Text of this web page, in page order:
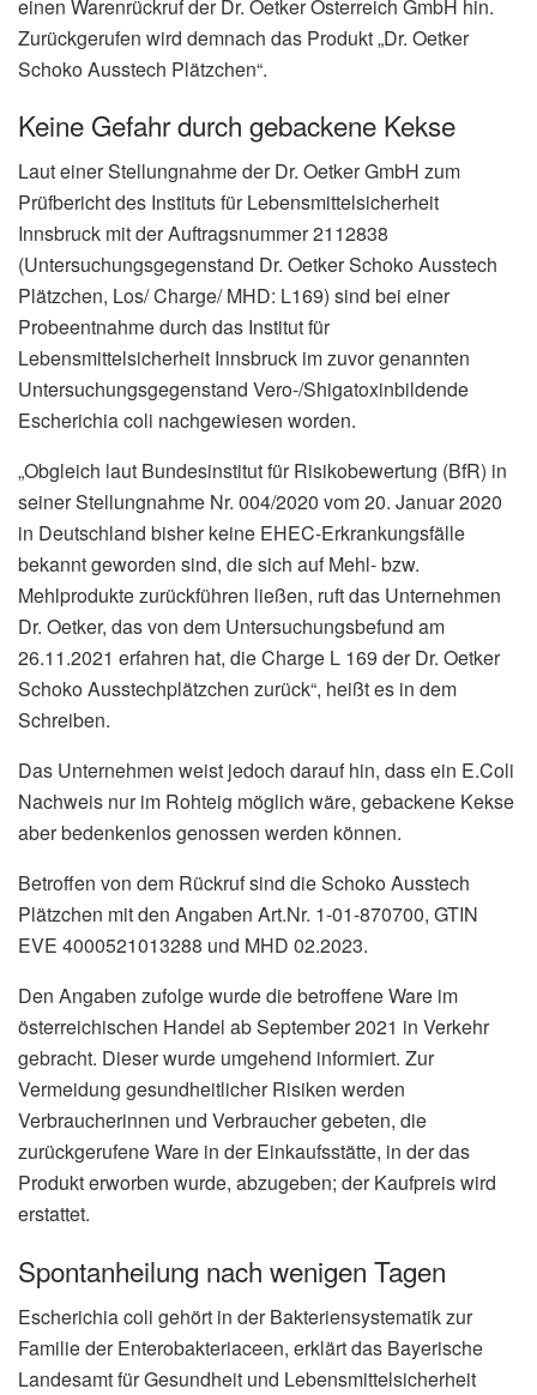
einen Warenrückruf der Dr. Oetker Österreich GmbH hin.
Zurückgerufen wird demnach das Produkt „Dr. Oetker
Schoko Ausstech Plätzchen“.
Keine Gefahr durch gebackene Kekse
Laut einer Stellungnahme der Dr. Oetker GmbH zum
Prüfbericht des Instituts für Lebensmittelsicherheit
Innsbruck mit der Auftragsnummer 2112838
(Untersuchungsgegenstand Dr. Oetker Schoko Ausstech
Plätzchen, Los/ Charge/ MHD: L169) sind bei einer
Probeentnahme durch das Institut für
Lebensmittelsicherheit Innsbruck im zuvor genannten
Untersuchungsgegenstand Vero-/Shigatoxinbildende
Escherichia coli nachgewiesen worden.
„Obgleich laut Bundesinstitut für Risikobewertung (BfR) in
seiner Stellungnahme Nr. 004/2020 vom 20. Januar 2020
in Deutschland bisher keine EHEC-Erkrankungsfälle
bekannt geworden sind, die sich auf Mehl- bzw.
Mehlprodukte zurückführen ließen, ruft das Unternehmen
Dr. Oetker, das von dem Untersuchungsbefund am
26.11.2021 erfahren hat, die Charge L 169 der Dr. Oetker
Schoko Ausstechplätzchen zurück“, heißt es in dem
Schreiben.
Das Unternehmen weist jedoch darauf hin, dass ein E.Coli
Nachweis nur im Rohteig möglich wäre, gebackene Kekse
aber bedenkenlos genossen werden können.
Betroffen von dem Rückruf sind die Schoko Ausstech
Plätzchen mit den Angaben Art.Nr. 1-01-870700, GTIN
EVE 4000521013288 und MHD 02.2023.
Den Angaben zufolge wurde die betroffene Ware im
österreichischen Handel ab September 2021 in Verkehr
gebracht. Dieser wurde umgehend informiert. Zur
Vermeidung gesundheitlicher Risiken werden
Verbraucherinnen und Verbraucher gebeten, die
zurückgerufene Ware in der Einkaufsstätte, in der das
Produkt erworben wurde, abzugeben; der Kaufpreis wird
erstattet.
Spontanheilung nach wenigen Tagen
Escherichia coli gehört in der Bakteriensystematik zur
Familie der Enterobakteriaceen, erklärt das Bayerische
Landesamt für Gesundheit und Lebensmittelsicherheit